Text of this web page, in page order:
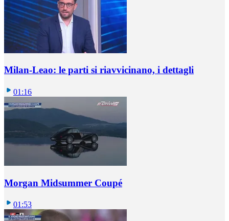
Milan-Leao: le parti si riavvicinano, i dettagli
01:16
Morgan Midsummer Coupé
01:53